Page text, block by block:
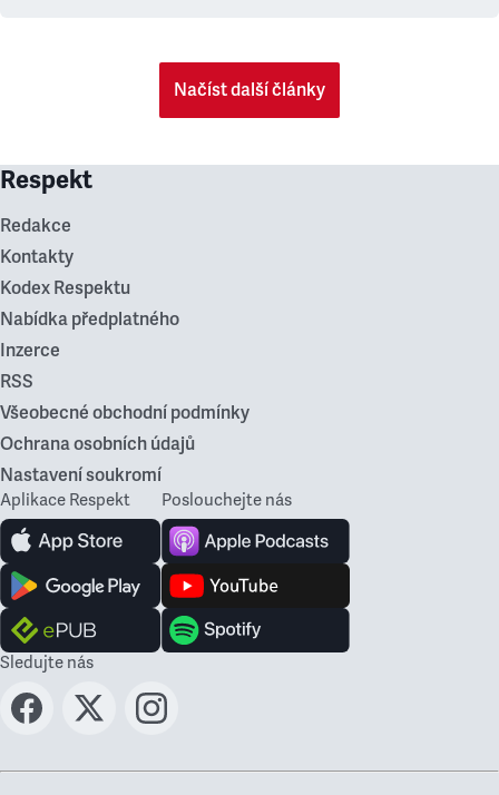
Načíst další články
Respekt
Redakce
Kontakty
Kodex Respektu
Nabídka předplatného
Inzerce
RSS
Všeobecné obchodní podmínky
Ochrana osobních údajů
Nastavení soukromí
Aplikace Respekt Poslouchejte nás
Sledujte nás